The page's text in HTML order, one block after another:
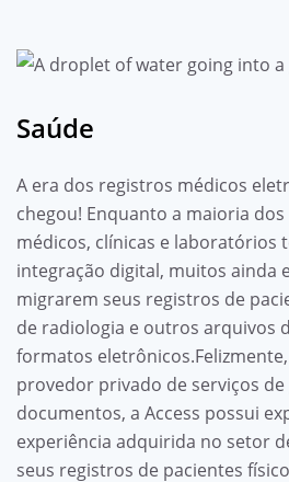
Saúde
A era dos registros médicos
chegou! Enquanto a maioria
médicos, clínicas e laboratórios
integração digital, muitos ainda
migrarem seus registros de
de radiologia e outros arquivos
formatos
provedor privado de serviços
documentos, a Access possui
experiência adquirida no setor
seus registros de pacientes